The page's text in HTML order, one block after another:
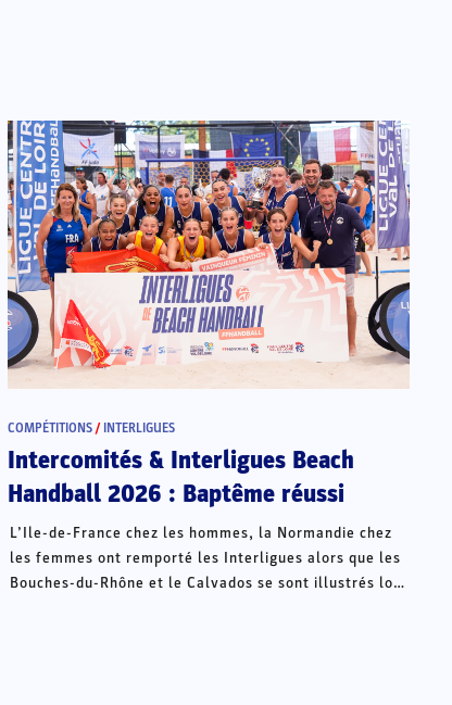
COMPÉTITIONS / INTERLIGUES
Intercomités & Interligues Beach
Handball 2026 : Baptême réussi
L’Ile-de-France chez les hommes, la Normandie chez
les femmes ont remporté les Interligues alors que les
Bouches-du-Rhône et le Calvados se sont illustrés lors